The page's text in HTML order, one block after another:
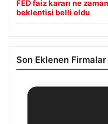
FED faiz kararı ne
beklentisi belli oldu
Son Eklenen Firmalar